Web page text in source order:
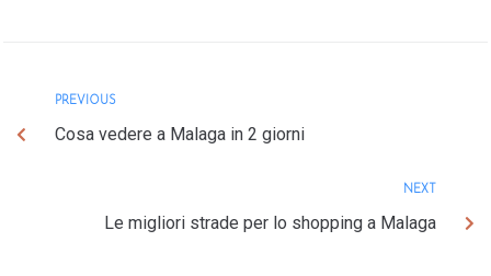
PREVIOUS
Cosa vedere a Malaga in 2 giorni
NEXT
Le migliori strade per lo shopping a Malaga